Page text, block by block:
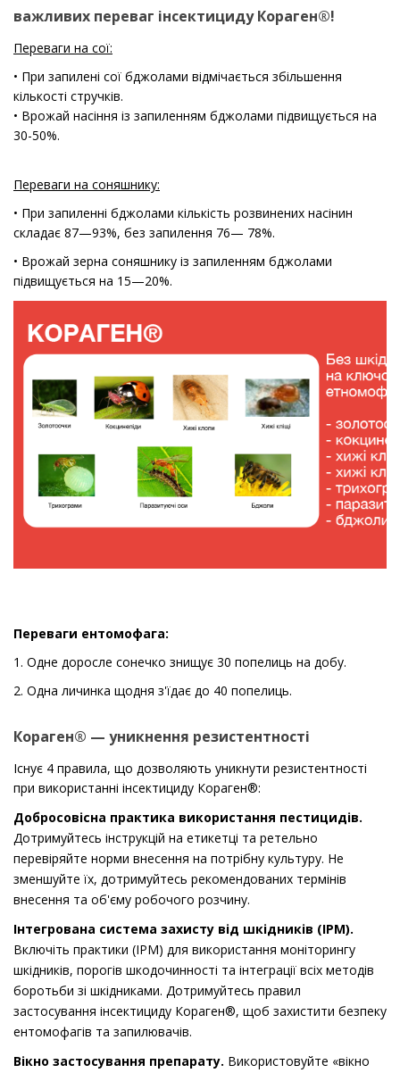
важливих переваг інсектициду Кораген®!
Переваги на сої:
• При запилені сої бджолами відмічається збільшення
кількості стручків.
• Врожай насіння із запиленням бджолами підвищується на
30-50%.
Переваги на соняшнику:
• При запиленні бджолами кількість розвинених насінин
складає 87—93%, без запилення 76— 78%.
• Врожай зерна соняшнику із запиленням бджолами
підвищується на 15—20%.
Переваги ентомофага:
1. Одне доросле сонечко знищує 30 попелиць на добу.
2. Одна личинка щодня з'їдає до 40 попелиць.
Кораген® — уникнення резистентності
Існує 4 правила, що дозволяють уникнути резистентності
при використанні інсектициду Кораген®:
Добросовісна практика використання пестицидів.
Дотримуйтесь інструкцій на етикетці та ретельно
перевіряйте норми внесення на потрібну культуру. Не
зменшуйте їх, дотримуйтесь рекомендованих термінів
внесення та об'єму робочого розчину.
Інтегрована система захисту від шкідників (ІРМ).
Включіть практики (ІРМ) для використання моніторингу
шкідників, порогів шкодочинності та інтеграції всіх методів
боротьби зі шкідниками. Дотримуйтесь правил
застосування інсектициду Кораген®, щоб захистити безпеку
ентомофагів та запилювачів.
Вікно застосування препарату. Використовуйте «вікно